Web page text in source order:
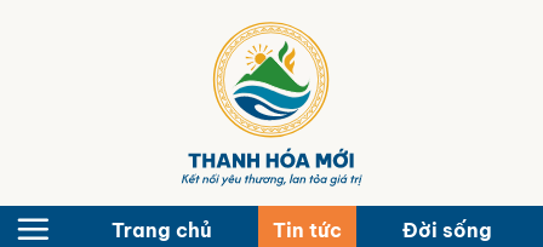
Trang chủ Tin tức Đời sống